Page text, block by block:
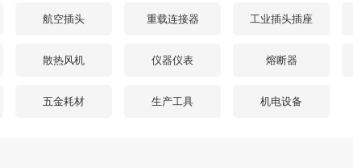
航空插头 重载连接器 工业插头插座
散热风机 仪器仪表 熔断器
五金耗材 生产工具 机电设备